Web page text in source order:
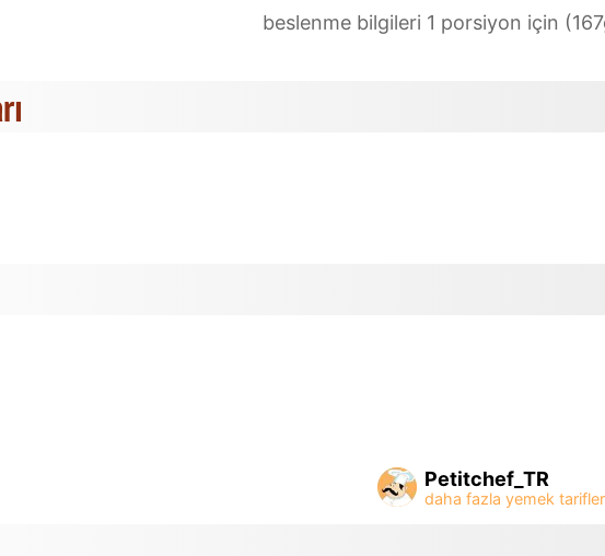
beslenme bilgileri 1 porsiyon için
Petitchef_TR